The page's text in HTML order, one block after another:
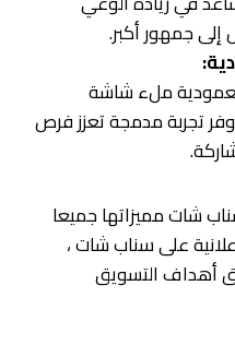
إلى جمهور أكبر.
ملء شاشة
تجربة مدمجة تعزز فرص
شات مميزاتها جميعا
على سناب شات ،
أهداف التسويق